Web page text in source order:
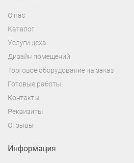
О нас
Каталог
Услуги цеха
Дизайн помещений
Торговое оборудование на заказ
Готовые работы
Контакты
Реквизиты
Отзывы
Информация